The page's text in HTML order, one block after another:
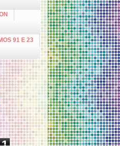
91 E 23